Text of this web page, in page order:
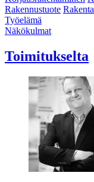
Rakennustuote
Työelämä
Näkökulmat
Toimitukselta